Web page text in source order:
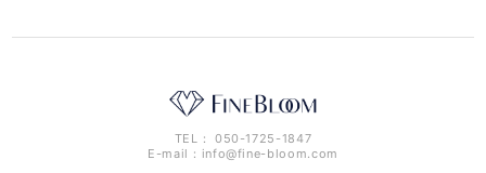
TEL： 050-1725-1847
E-mail： info@fine-bloom.com